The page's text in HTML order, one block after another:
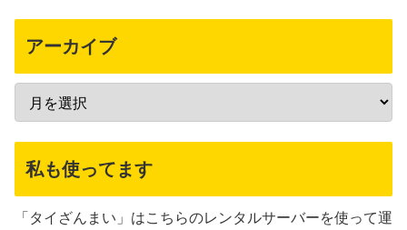
アーカイブ
私も使ってます
「タイざんまい」はこちらのレンタルサーバーを使って運